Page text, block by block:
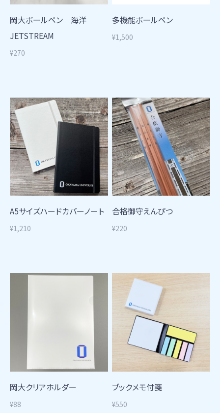
岡大ボールペン 海洋
JETSTREAM
¥270
多機能ボールペン
¥1,500
A5サイズハードカバーノート
¥1,210
合格御守えんぴつ
¥220
岡大クリアホルダー
¥88
ブックメモ付箋
¥550